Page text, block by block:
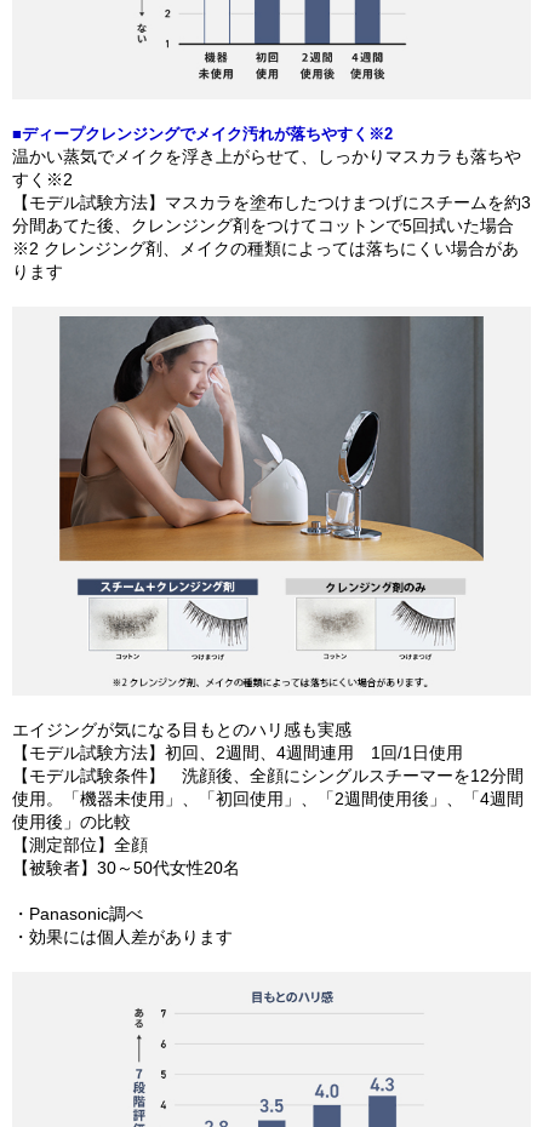
■ディープクレンジングでメイク汚れが落ちやすく※2
温かい蒸気でメイクを浮き上がらせて、しっかりマスカラも落ちや
すく※2
【モデル試験方法】マスカラを塗布したつけまつげにスチームを約3
分間あてた後、クレンジング剤をつけてコットンで5回拭いた場合
※2 クレンジング剤、メイクの種類によっては落ちにくい場合があ
ります
エイジングが気になる目もとのハリ感も実感
【モデル試験方法】初回、2週間、4週間連用 1回/1日使用
【モデル試験条件】 洗顔後、全顔にシングルスチーマーを12分間
使用。「機器未使用」、「初回使用」、「2週間使用後」、「4週間
使用後」の比較
【測定部位】全顔
【被験者】30～50代女性20名
・Panasonic調べ
・効果には個人差があります